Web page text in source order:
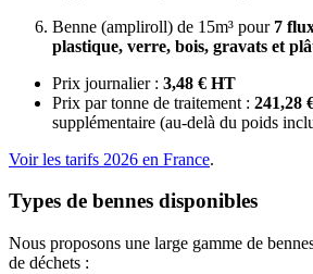
Benne (ampliroll) de 15m³ pour 7
plastique, verre, bois, gravats et
Prix journalier : 3,48 € HT
Prix par tonne de traitement : 241,28
supplémentaire (au-delà du poids
Voir les tarifs 2026 en France.
Types de bennes disponibles
Nous proposons une large gamme de
de déchets :